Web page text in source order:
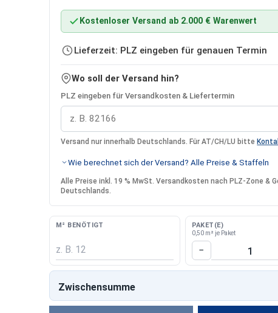
Kostenloser Versand ab 2.000 € Warenwert
Lieferzeit: PLZ eingeben für genauen Termin
Wo soll der Versand hin?
PLZ eingeben für Versandkosten & Liefertermin
Versand nur innerhalb Deutschlands. Für AT/CH/LU bitte
Wie berechnet sich der Versand? Alle Preise & Staffeln
Alle Preise inkl. 19 % MwSt. Versandkosten nach PLZ-Zone &
Deutschlands.
M² BENÖTIGT PAKET(E)
0,50 m² je Paket
Produkt
−
Zwischensumme